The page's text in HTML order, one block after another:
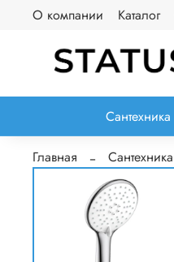
О компании Каталог
Сантехника
Главная Сантехника